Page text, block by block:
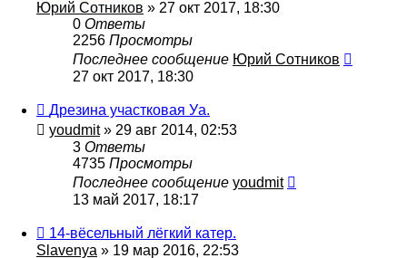
Юрий Сотников » 27 окт 2017, 18:30
0 Ответы
2256 Просмотры
Последнее сообщение Юрий Сотников
27 окт 2017, 18:30
Дрезина участковая Уа.
youdmit» 29 авг 2014, 02:53
3 Ответы
4735 Просмотры
Последнее сообщение youdmit
13 май 2017, 18:17
14-вёсельный лёгкий катер.
Slavenya » 19 мар 2016, 22:53